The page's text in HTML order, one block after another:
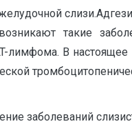
такие
лимфома. В
заболеваний